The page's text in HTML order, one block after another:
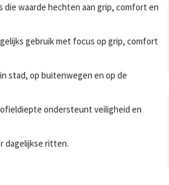
die waarde hechten aan grip, comfort en
gebruik met focus op grip, comfort
stad, op buitenwegen en op de
ondersteunt veiligheid en
dagelijkse ritten.